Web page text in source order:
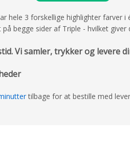
hele 3 forskellige highlighter
begge sider af Triple - hvilket
Vi samler, trykker og levere
tilbage for at bestille med